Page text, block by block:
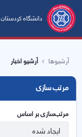
دانشگاه کردستان
آرشیوها آرشیو اخبار
مرتب سازی
مرتب‌سازی بر اساس